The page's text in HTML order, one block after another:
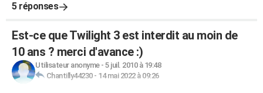
5 réponses
Est-ce que Twilight 3 est interdit au moin de
10 ans ? merci d'avance :)
Utilisateur anonyme- 5 juil. 2010 à 19:48
Chantilly44230- 14 mai 2022 à 09:26